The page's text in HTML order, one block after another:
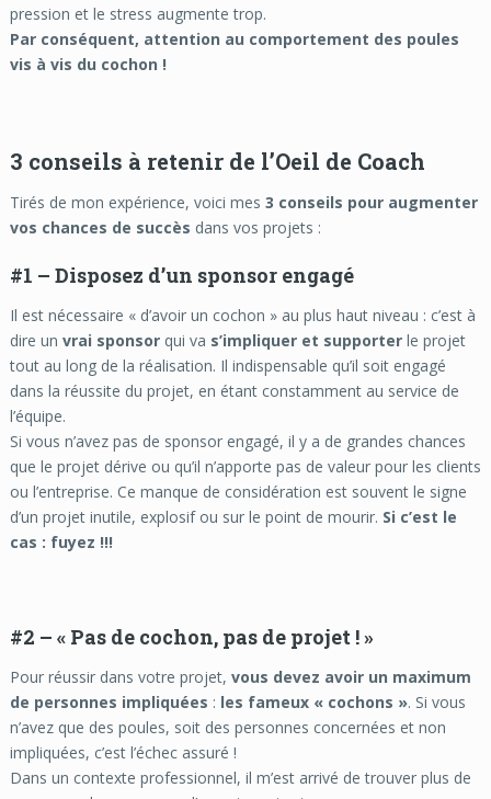
pression et le stress augmente trop.
Par conséquent, attention au comportement des poules
vis à vis du cochon !
3 conseils à retenir de l’Oeil de Coach
Tirés de mon expérience, voici mes 3 conseils pour augmenter
vos chances de succès dans vos projets :
#1 – Disposez d’un sponsor engagé
Il est nécessaire « d’avoir un cochon » au plus haut niveau : c’est à
dire un vrai sponsorqui va s’impliquer et supporterle projet
tout au long de la réalisation. Il indispensable qu’il soit engagé
dans la réussite du projet, en étant constamment au service de
l’équipe.
Si vous n’avez pas de sponsor engagé, il y a de grandes chances
que le projet dérive ou qu’il n’apporte pas de valeur pour les clients
ou l’entreprise. Ce manque de considération est souvent le signe
d’un projet inutile, explosif ou sur le point de mourir. Si c’est le
cas : fuyez !!!
#2 – « Pas de cochon, pas de projet ! »
Pour réussir dans votre projet, vous devez avoir un maximum
de personnes impliquées : les fameux « cochons ». Si vous
n’avez que des poules, soit des personnes concernées et non
impliquées, c’est l’échec assuré !
Dans un contexte professionnel, il m’est arrivé de trouver plus de